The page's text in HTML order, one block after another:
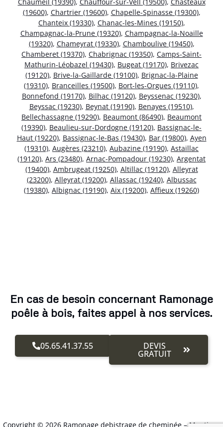
(19600), Chartrier (19600), Chapelle-Spinasse (19300),
Chanteix (19330), Chanac-les-Mines (19150),
Champagnac-la-Prune (19320), Champagnac-la-Noaille
(19320), Chameyrat (19330), Chamboulive (19450),
Chamberet (19370), Chabrignac (19350), Camps-Saint-
Mathurin-Léobazel (19430), Bugeat (19170), Brivezac
(19120), Brive-la-Gaillarde (19100), Brignac-la-Plaine
(19310), Branceilles (19500), Bort-les-Orgues (19110),
Bonnefond (19170), Bilhac (19120), Beyssenac (19230),
Beyssac (19230), Beynat (19190), Benayes (19510),
Bellechassagne (19290), Beaumont (86490), Beaumont
(19390), Beaulieu-sur-Dordogne (19120), Bassignac-le-
Haut (19220), Bassignac-le-Bas (19430), Bar (19800), Ayen
(19310), Augères (23210), Aubazine (19190), Astaillac
(19120), Ars (23480), Arnac-Pompadour (19230), Argentat
(19400), Ambrugeat (19250), Altillac (19120), Alleyrat
(23200), Alleyrat (19200), Allassac (19240), Albussac
(19380), Albignac (19190), Aix (19200), Affieux (19260)
En cas de besoin concernant Ramonage
poêle à bois, faites appel à nos services.
05.65.41.37.55 DEVIS
GRATUIT
Copyright © 2026 Ramonage debistrage de cheminée –Mentions